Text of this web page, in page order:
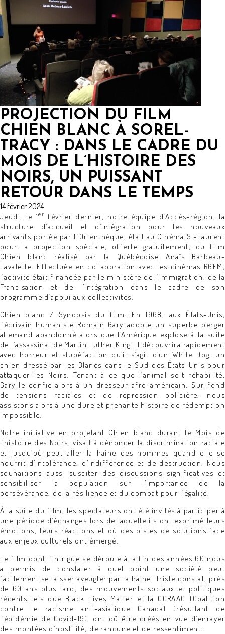
PROJECTION DU FILM
CHIEN BLANC À SOREL-
TRACY : DANS LE CADRE DU
MOIS DE L’HISTOIRE DES
NOIRS, UN PUISSANT
RETOUR DANS LE TEMPS
14 février 2024
Jeudi, le 1er février dernier, notre équipe d’Accès-région, la
structure d’accueil et d’intégration pour les nouveaux
arrivants portée par L’Orienthèque, était au Cinéma St-Laurent
pour la projection spéciale, offerte gratuitement, du film
Chien blanc réalisé par la Québécoise Anaïs Barbeau-
Lavalette. Effectuée en collaboration avec les cinémas RGFM,
l’activité était financée par le ministère de l’Immigration, de la
Francisation et de l’Intégration dans le cadre de son
programme d’appui aux collectivités.
Chien blanc / Synopsis du film. En 1968, aux États-Unis,
l’écrivain humaniste Romain Gary adopte un superbe berger
allemand abandonné alors que l’Amérique explose à la suite
de l’assassinat de Martin Luther King. Il découvrira rapidement
avec horreur et stupéfaction qu’il s’agit d’un White Dog, un
chien dressé par les Blancs dans le Sud des États-Unis pour
attaquer les Noirs. Tenant à ce que l’animal soit réhabilité,
Gary le confie alors à un dresseur afro-américain. Sur fond
de tensions raciales et de répression policière, nous
assistons alors à une dure et prenante histoire de rédemption
impossible.
Notre initiative en projetant Chien blanc durant le Mois de
l’histoire des Noirs, visait à dénoncer la discrimination raciale
et jusqu’où peut aller la haine des hommes quand elle se
nourrit d’intolérance, d’indifférence et de destruction. Nous
souhaitions aussi susciter des discussions significatives et
sensibiliser la population sur l’importance de la
persévérance, de la résilience et du combat pour l’égalité.
À la suite du film, les spectateurs ont été invités à participer à
une période d’échanges lors de laquelle ils ont exprimé leurs
émotions, leurs réactions et où des pistes de solutions face
aux enjeux culturels ont émergé.
Le film dont l’intrigue se déroule à la fin des années 60 nous
a permis de constater à quel point une société peut
facilement se laisser aveugler par la haine. Triste constat, près
de 60 ans plus tard, des mouvements sociaux et politiques
récents tels que Black Lives Matter et la CCRAAC (Coalition
contre le racisme anti-asiatique Canada) (résultant de
l’épidémie de Covid-19), ont dû être créés en vue d’enrayer
des montées d’hostilité, de rancune et de ressentiment.